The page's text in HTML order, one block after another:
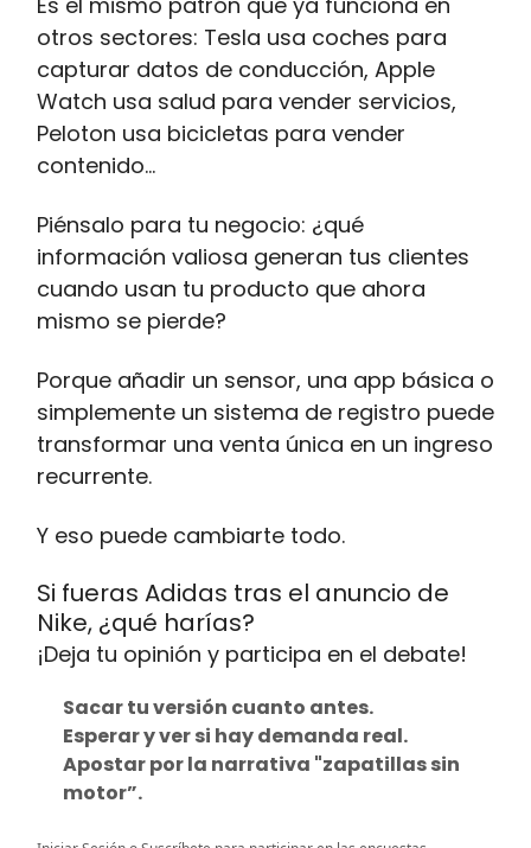
otros sectores: Tesla usa coches para
capturar datos de conducción, Apple
Watch usa salud para vender servicios,
Peloton usa bicicletas para vender
contenido…
Piénsalo para tu negocio: ¿qué
información valiosa generan tus clientes
cuando usan tu producto que ahora
mismo se pierde?
Porque añadir un sensor, una app básica o
simplemente un sistema de registro puede
transformar una venta única en un ingreso
recurrente.
Y eso puede cambiarte todo.
Si fueras Adidas tras el anuncio de
Nike, ¿qué harías?
¡Deja tu opinión y participa en el debate!
Sacar tu versión cuanto antes.
Esperar y ver si hay demanda real.
Apostar por la narrativa "zapatillas sin
motor”.